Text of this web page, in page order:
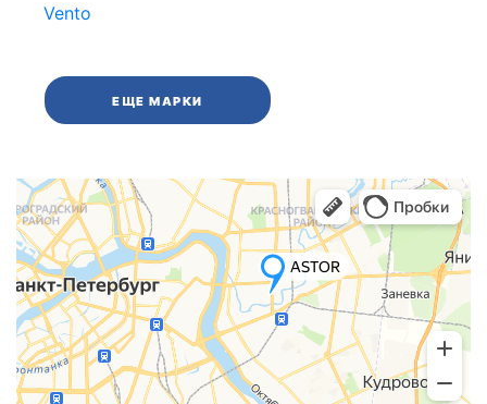
Vento
ЕЩЕ МАРКИ